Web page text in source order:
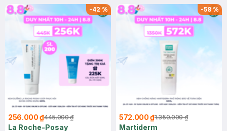
-42%
256.000 ₫445.000 ₫
La Roche-Posay
-58%
572.000 ₫1.350.000 ₫
Martiderm